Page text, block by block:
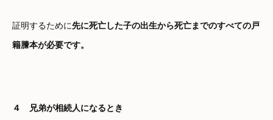
証明するために先に死亡した子の出生から死亡までのすべての戸
籍謄本が必要です。
４ 兄弟が相続人になるとき